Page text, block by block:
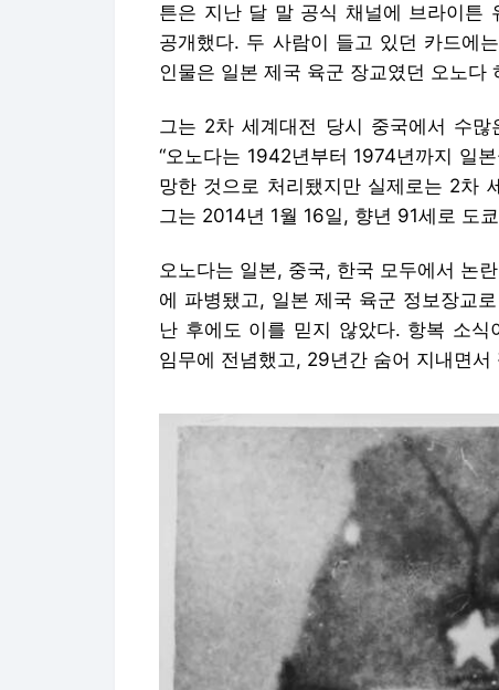
튼은 지난 달 말 공식 채널에 브라이튼
공개했다. 두 사람이 들고 있던 카드에
인물은 일본 제국 육군 장교였던 오노다
그는 2차 세계대전 당시 중국에서 수
“오노다는 1942년부터 1974년까지 일
망한 것으로 처리됐지만 실제로는 2차
그는 2014년 1월 16일, 향년 91세로 도
오노다는 일본, 중국, 한국 모두에서 논
에 파병됐고, 일본 제국 육군 정보장교
난 후에도 이를 믿지 않았다. 항복 소
임무에 전념했고, 29년간 숨어 지내면